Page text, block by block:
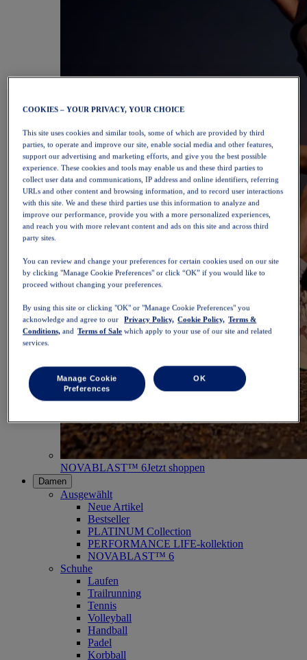
NOVABLAST™ 6Jetzt shoppen
Damen
Ausgewählt
Neue Artikel
Bestseller
PLATINUM Collection
PERFORMANCE LIFE-kollektion
NOVABLAST™ 6
Schuhe
Laufen
Trailrunning
Tennis
Volleyball
Handball
Padel
Korbball
COOKIES – YOUR PRIVACY, YOUR CHOICE
This site uses cookies and similar tools, some of which are provided by third
parties, to operate and improve our site, enable social media and other features,
support our advertising and marketing efforts, and give you the best possible
experience. These cookies and tools may enable us and these third parties to
collect user data and communications, IP address and online identifiers, referring
URLs and other content and browsing information, and to record user interactions
with this site. We and these third parties use this information to analyze and
improve our performance, provide you with a more personalized experiences,
and reach you with more relevant content and ads on this site and across third
party sites.
You can review and change your preferences for certain cookies used on our site
by clicking "Manage Cookie Preferences" or click “OK” if you would like to
proceed without changing your preferences.
By using this site or clicking "OK" or "Manage Cookie Preferences" you
acknowledge and agree to our
Privacy Policy, Cookie Policy, Terms &
Conditions, and Terms of Sale which apply to your use of our site and related
services.
Manage Cookie
Preferences
OK